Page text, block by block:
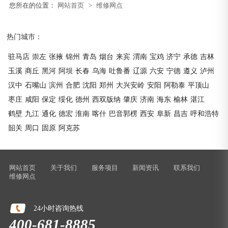
您所在的位置： 网站首页 > 维修网点
热门城市：
驻马店 崇左 张掖 锦州 青岛 烟台 来宾 渭南 宝鸡 济宁 承德 吉林
玉溪 商丘 黑河 阿坝 长春 乌海 吐鲁番 辽源 六安 宁德 遵义 泸州
汉中 石嘴山 滨州 合肥 沈阳 郑州 大兴安岭 安阳 阿勒泰 平顶山
枣庄 咸阳 保定 绥化 德州 西双版纳 肇庆 济南 海东 榆林 湛江
鹤壁 九江 通化 德宏 淮南 喀什 巴音郭楞 西安 阜新 昌吉 呼和浩特
韶关 周口 固原 阿克苏
网站首页 关于我们 服务项目 新闻资讯
联系我们
维修网点
24小时咨询热线
400-681-8885